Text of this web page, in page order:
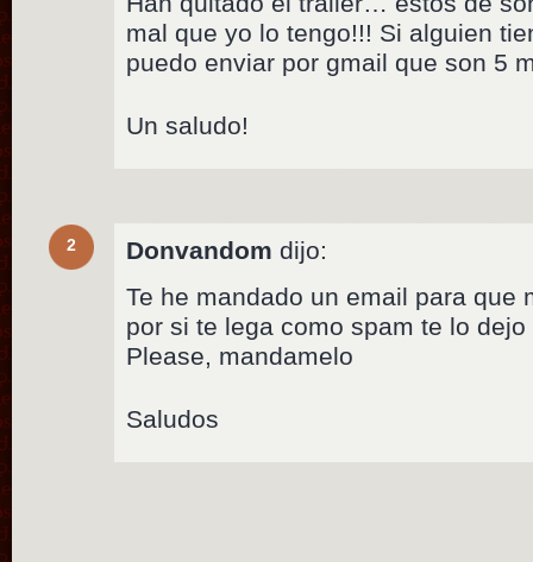
mal que yo lo tengo!!! Si alguien
puedo enviar por gmail que son 5
Un saludo!
2 Donvandom dijo:
Te he mandado un email para que
por si te lega como spam te lo
Please, mandamelo
Saludos